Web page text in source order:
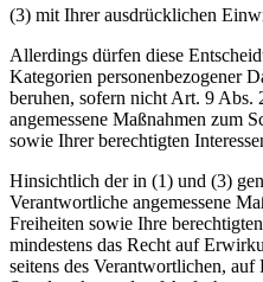
(3) mit Ihrer ausdrücklichen
Allerdings dürfen diese
Kategorien personenbezogener
beruhen, sofern nicht Art. 9
angemessene Maßnahmen zum
sowie Ihrer berechtigten
Hinsichtlich der in (1) und (3)
Verantwortliche angemessene
Freiheiten sowie Ihre
mindestens das Recht auf
seitens des Verantwortlichen, auf